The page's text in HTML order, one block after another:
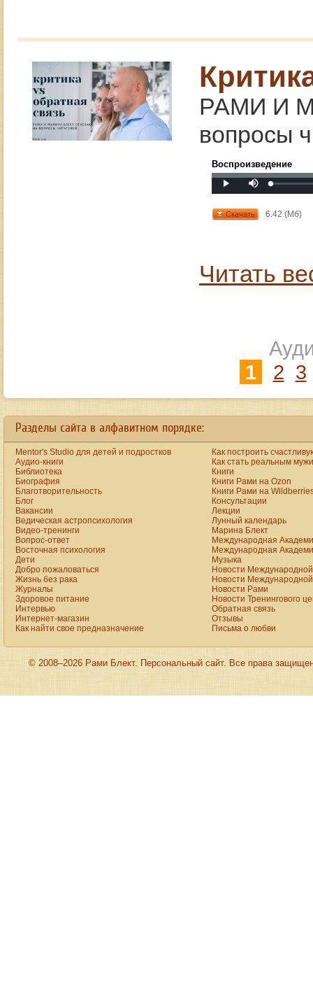
РАМИ И
вопросы
Воспроизведение
Play Loaded:
0%
Progress:
Скачать 6.42 (Мб)
Читать
1
2 3
Разделы сайта в алфавитном порядке:
Mentor's Studio для детей и подростков
Аудио-книги
Библиотека
Биография
Благотворительность
Блог
Вакансии
Ведическая астропсихология
Видео-тренинги
Вопрос-ответ
Восточная психология
Дети
Добро пожаловаться
Жизнь без рака
Журналы
Здоровое питание
Интервью
Интернет-магазин
Как найти свое предназначение
Как построить
Как стать реальным
Книги
Книги Рами на Ozon
Книги Рами на
Консультации
Лекции
Лунный календарь
Марина Блект
Международная
Международная
Музыка
Новости
Новости
Новости Рами
Новости Тренингового
Обратная связь
Отзывы
Письма о любви
© 2008–2026 Рами Блект. Персональный сайт. Все права